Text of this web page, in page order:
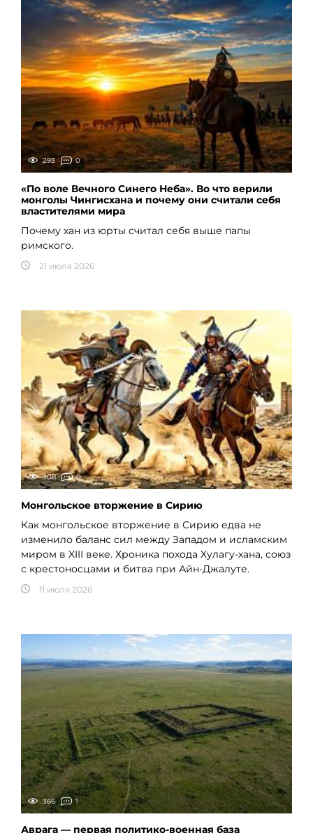
293 0
«По воле Вечного Синего Неба». Во что верили
монголы Чингисхана и почему они считали себя
властителями мира
Почему хан из юрты считал себя выше папы
римского.
21 июля 2026
308 0
Монгольское вторжение в Сирию
Как монгольское вторжение в Сирию едва не
изменило баланс сил между Западом и исламским
миром в XIII веке. Хроника похода Хулагу-хана, союз
с крестоносцами и битва при Айн-Джалуте.
11 июля 2026
366 1
Аврага — первая политико-военная база